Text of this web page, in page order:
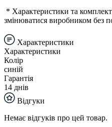
* Характеристики та
змінюватися виробником без
Характеристики
Характеристики
Колір
синій
Гарантія
14 днів
Відгуки
Немає відгуків про цей товар.